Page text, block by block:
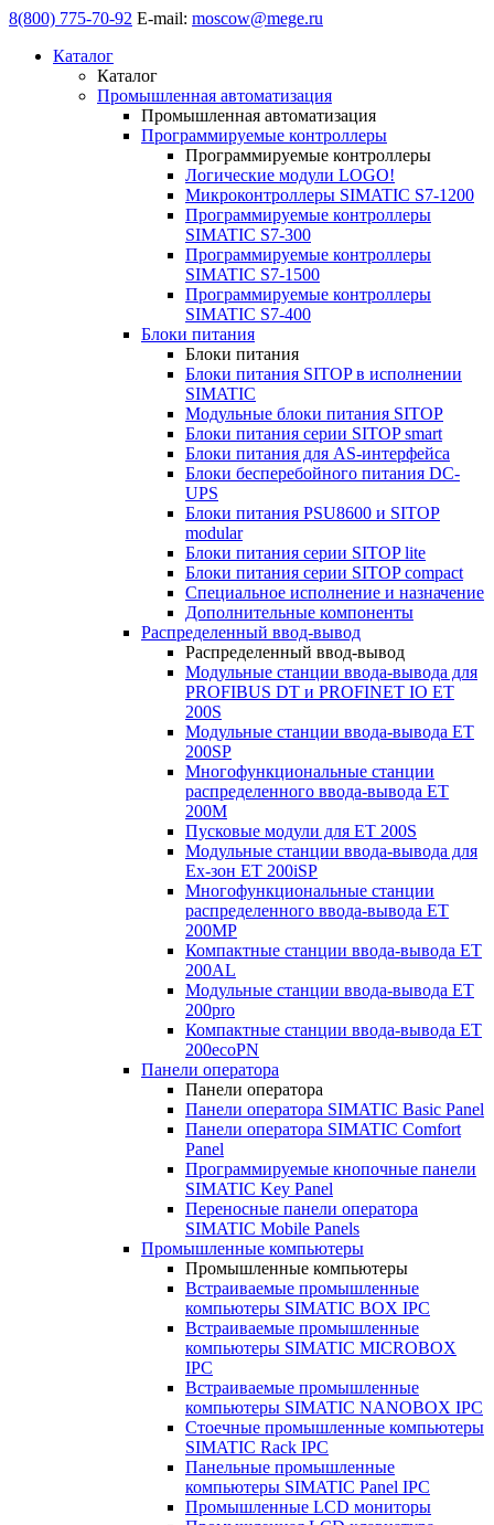
8(800) 775-70-92 E-mail: moscow@mege.ru
Каталог
Каталог
Промышленная автоматизация
Промышленная автоматизация
Программируемые контроллеры
Программируемые контроллеры
Логические модули LOGO!
Микроконтроллеры SIMATIC S7-1200
Программируемые контроллеры
SIMATIC S7-300
Программируемые контроллеры
SIMATIC S7-1500
Программируемые контроллеры
SIMATIC S7-400
Блоки питания
Блоки питания
Блоки питания SITOP в исполнении
SIMATIC
Модульные блоки питания SITOP
Блоки питания серии SITOP smart
Блоки питания для AS-интерфейса
Блоки бесперебойного питания DC-
UPS
Блоки питания PSU8600 и SITOP
modular
Блоки питания серии SITOP lite
Блоки питания серии SITOP compact
Специальное исполнение и назначение
Дополнительные компоненты
Распределенный ввод-вывод
Распределенный ввод-вывод
Модульные станции ввода-вывода для
PROFIBUS DT и PROFINET IO ET
200S
Модульные станции ввода-вывода ET
200SP
Многофункциональные станции
распределенного ввода-вывода ET
200M
Пусковые модули для ET 200S
Модульные станции ввода-вывода для
Ex-зон ET 200iSP
Многофункциональные станции
распределенного ввода-вывода ET
200MP
Компактные станции ввода-вывода ET
200AL
Модульные станции ввода-вывода ET
200pro
Компактные станции ввода-вывода ET
200ecoPN
Панели оператора
Панели оператора
Панели оператора SIMATIC Basic Panel
Панели оператора SIMATIC Comfort
Panel
Программируемые кнопочные панели
SIMATIC Key Panel
Переносные панели оператора
SIMATIC Mobile Panels
Промышленные компьютеры
Промышленные компьютеры
Встраиваемые промышленные
компьютеры SIMATIC BOX IPC
Встраиваемые промышленные
компьютеры SIMATIC MICROBOX
IPC
Встраиваемые промышленные
компьютеры SIMATIC NANOBOX IPC
Стоечные промышленные компьютеры
SIMATIC Rack IPC
Панельные промышленные
компьютеры SIMATIC Panel IPC
Промышленные LCD мониторы